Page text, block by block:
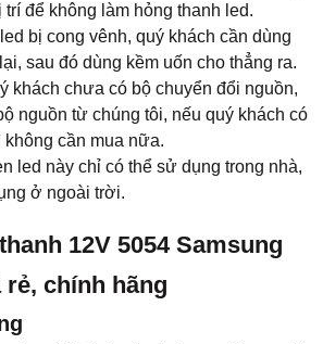
trí để không làm hỏng thanh led.
bị cong vênh, quý khách cần dùng
sau đó dùng kềm uốn cho thẳng ra.
khách chưa có bộ chuyển đổi nguồn,
nguồn từ chúng tôi, nếu quý khách có
không cần mua nữa.
led này chỉ có thể sử dụng trong nhà,
ở ngoài trời.
12V 5054 Samsung
chính hãng